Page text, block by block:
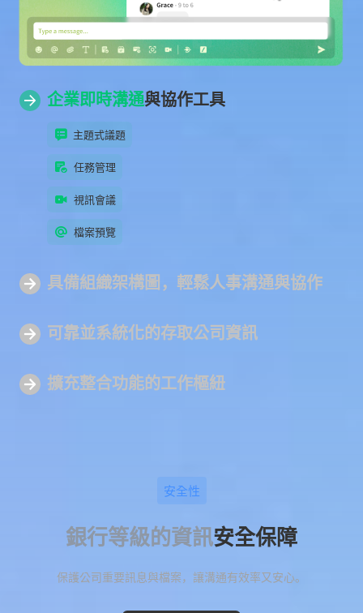
企業即時溝通與協作工具
主題式議題
任務管理
視訊會議
檔案預覽
具備組織架構圖，輕鬆人事溝通與協作
可靠並系統化的存取公司資訊
擴充整合功能的工作樞紐
安全性
銀行等級的資訊安全保障
保護公司重要訊息與檔案，讓溝通有效率又安心。